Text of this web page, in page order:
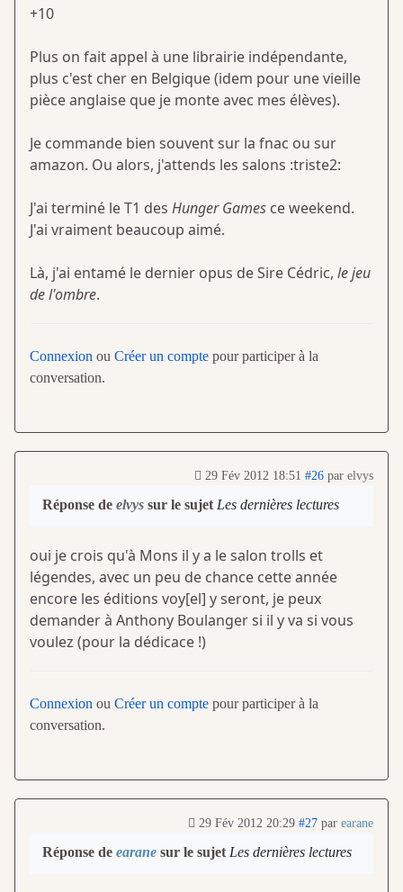
+10
Plus on fait appel à une librairie indépendante,
plus c'est cher en Belgique (idem pour une vieille
pièce anglaise que je monte avec mes élèves).
Je commande bien souvent sur la fnac ou sur
amazon. Ou alors, j'attends les salons :triste2:
J'ai terminé le T1 des Hunger Games ce weekend.
J'ai vraiment beaucoup aimé.
Là, j'ai entamé le dernier opus de Sire Cédric, le jeu
de l'ombre.
Connexion ou Créer un compte pour participer à la
conversation.
29 Fév 2012 18:51 #26 par elvys
Réponse de elvys sur le sujet Les dernières lectures
oui je crois qu'à Mons il y a le salon trolls et
légendes, avec un peu de chance cette année
encore les éditions voy[el] y seront, je peux
demander à Anthony Boulanger si il y va si vous
voulez (pour la dédicace !)
Connexion ou Créer un compte pour participer à la
conversation.
29 Fév 2012 20:29 #27 par earane
Réponse de earane sur le sujet Les dernières lectures